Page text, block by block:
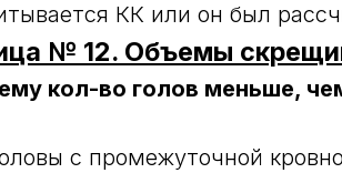
КК или он был
№ 12. Объемы
кол-во голов меньше,
с промежуточной